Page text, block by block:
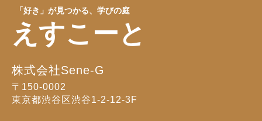
「好き」が見つかる、学びの庭
えすこーと
株式会社Sene-G
〒150-0002
東京都渋谷区渋谷1-2-12-3F